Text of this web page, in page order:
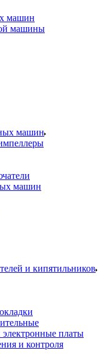
машин
машины
машин
машин
и кипятильников
платы
и контроля